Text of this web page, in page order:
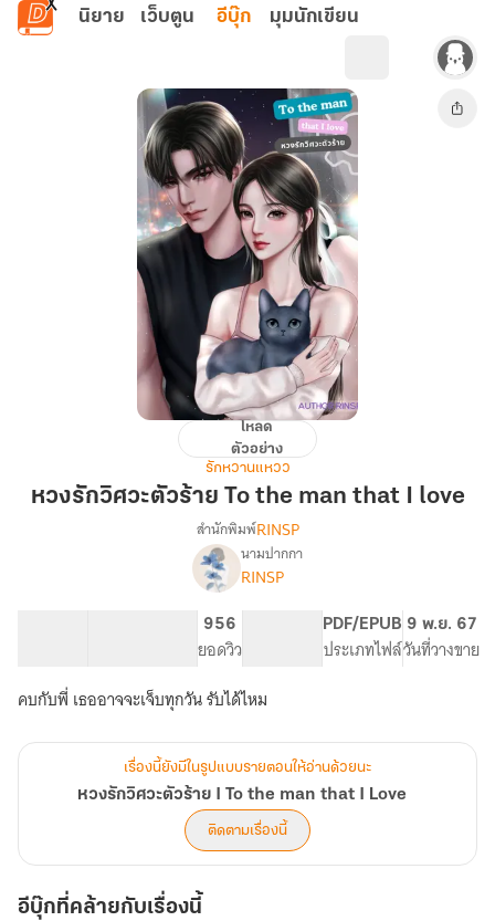
ข้ามไปยังเนื้อหาหลัก
นิยาย เว็บตูน อีบุ๊ก มุมนักเขียน
วิศวะ
love
โหลด
ตัวอย่าง
รักหวานแหวว
หวงรักวิศวะตัวร้าย To the man that I love
เรื่อง
หวง
I
To
the
man
that
I
Love
สำนักพิมพ์RINSP
นามปากกา
RINSP
956
ยอดวิว
PDF/EPUB
ประเภทไฟล์
9 พ.ย. 67
วันที่วางขาย
คบกับพี่ เธออาจจะเจ็บทุกวัน รับได้ไหม
เรื่องนี้ยังมีในรูปแบบรายตอนให้อ่านด้วยนะ
หวงรักวิศวะตัวร้าย I To the man that I Love
ติดตามเรื่องนี้
อีบุ๊กที่คล้ายกับเรื่องนี้